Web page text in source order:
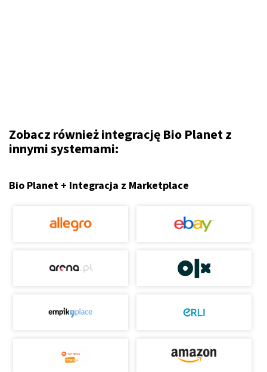
Zobacz również integrację Bio Planet z
innymi systemami:
Bio Planet + Integracja z Marketplace